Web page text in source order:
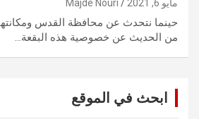
مايو 6, 2021 Majde Nouri
حينما نتحدث عن محافظة القدس ومكانتها
من الحديث عن خصوصية هذه البقعة…
ابحث في الموقع